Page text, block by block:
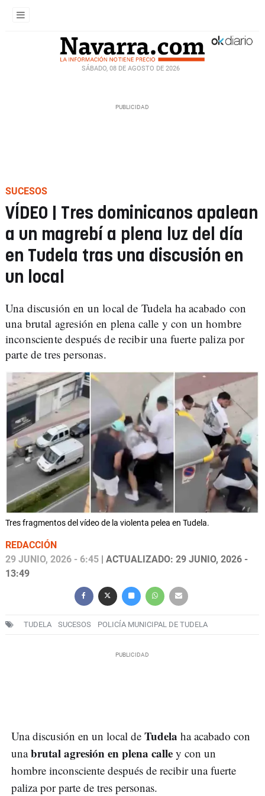
SÁBADO, 08 DE AGOSTO DE 2026
SUCESOS
VÍDEO | Tres dominicanos apalean
a un magrebí a plena luz del día
en Tudela tras una discusión en
un local
Una discusión en un local de Tudela ha acabado con
una brutal agresión en plena calle y con un hombre
inconsciente después de recibir una fuerte paliza por
parte de tres personas.
Tres fragmentos del vídeo de la violenta pelea en Tudela.
REDACCIÓN
29 JUNIO, 2026 - 6:45 | ACTUALIZADO: 29 JUNIO, 2026 -
13:49
TUDELA SUCESOS POLICÍA MUNICIPAL DE TUDELA
Una discusión en un local de Tudela ha acabado con
unabrutal agresión en plena calle y con un
hombre inconsciente después de recibir una fuerte
paliza por parte de tres personas.